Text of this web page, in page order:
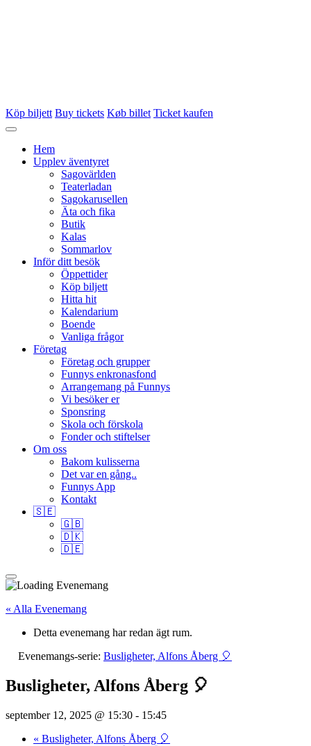
Köp biljett Buy tickets Køb billet Ticket kaufen
Hem
Upplev äventyret
Sagovärlden
Teaterladan
Sagokarusellen
Äta och fika
Butik
Kalas
Sommarlov
Inför ditt besök
Öppettider
Köp biljett
Hitta hit
Kalendarium
Boende
Vanliga frågor
Företag
Företag och grupper
Funnys enkronasfond
Arrangemang på Funnys
Vi besöker er
Sponsring
Skola och förskola
Fonder och stiftelser
Om oss
Bakom kulisserna
Det var en gång..
Funnys App
Kontakt
🇸🇪
🇬🇧
🇩🇰
🇩🇪
« Alla Evenemang
Detta evenemang har redan ägt rum.
Evenemangs-serie: Busligheter, Alfons Åberg 🎈
Busligheter, Alfons Åberg 🎈
september 12, 2025 @ 15:30 - 15:45
« Busligheter, Alfons Åberg 🎈